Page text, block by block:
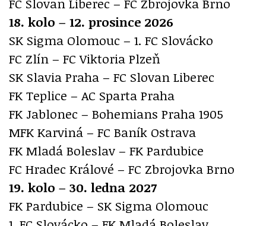
18. kolo – 12. prosince 2026
SK Sigma Olomouc – 1. FC Slovácko
FC Zlín – FC Viktoria Plzeň
SK Slavia Praha – FC Slovan Liberec
FK Teplice – AC Sparta Praha
FK Jablonec – Bohemians Praha 1905
MFK Karviná – FC Baník Ostrava
FK Mladá Boleslav – FK Pardubice
FC Hradec Králové – FC Zbrojovka Brno
19. kolo – 30. ledna 2027
FK Pardubice – SK Sigma Olomouc